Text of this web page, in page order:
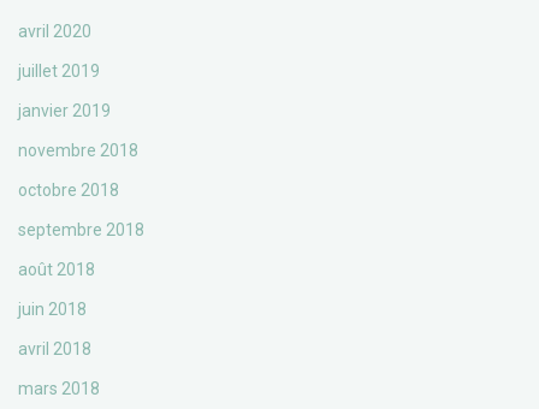
avril 2020
juillet 2019
janvier 2019
novembre 2018
octobre 2018
septembre 2018
août 2018
juin 2018
avril 2018
mars 2018